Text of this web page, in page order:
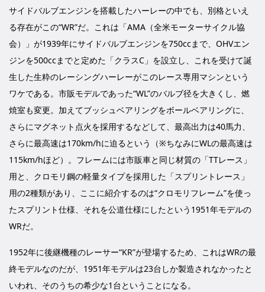
サイドバルブエンジンを搭載したハーレーの中でも、別格といえ
る存在がこの“WR”だ。これは「AMA（全米モーターサイクル協
会）」が1939年にサイドバルブエンジンを750ccまで、OHVエン
ジンを500ccまでと定めた「クラスC」を設立し、これを受けて誕
生した生粋のレーシングハーレーがこのレース専用マシンという
ワケである。市販モデルであった“WL”のバルブ径を大きくし、燃
焼室も変更。加えてブッシュベアリングをボールベアリングに、
さらにマグネット点火を採用するなどして、最高出力は40馬力、
さらに最高速は170km/hに迫るという（※ちなみにWLの最高速は
115km/hほど）。フレームには市販車と同じ材質の「TTレース」
用と、クロモリ鋼の軽量タイプを採用した「スプリントレース」
用の2種類があり、ここに紹介するのは“クロモリフレーム”を使っ
たスプリント仕様、それを公道仕様にしたという1951年モデルの
WRだ。
1952年に後継機種のレーサー“KR”が登場するため、これはWRの最
終モデルなのだが、1951年モデルは23台しか製造されなかったと
いわれ、そのうちの希少な1台ということになる。